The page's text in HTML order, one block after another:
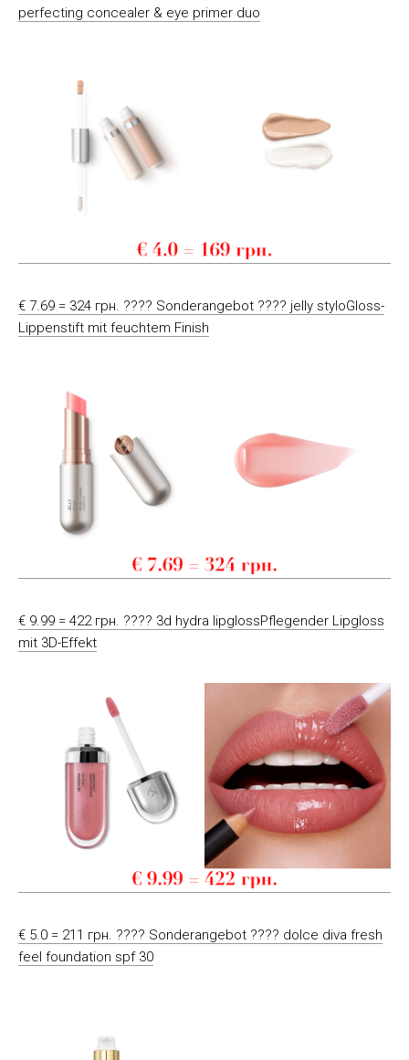
perfecting concealer & eye primer duo
€ 7.69 = 324 грн. ???? Sonderangebot ???? jelly styloGloss-
Lippenstift mit feuchtem Finish
€ 9.99 = 422 грн. ???? 3d hydra lipglossPflegender Lipgloss
mit 3D-Effekt
€ 5.0 = 211 грн. ???? Sonderangebot ???? dolce diva fresh
feel foundation spf 30